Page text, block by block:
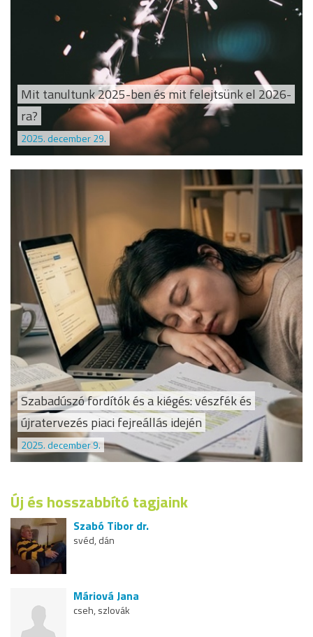
Mit tanultunk 2025-ben és mit felejtsünk el 2026-
ra?
2025. december 29.
Szabadúszó fordítók és a kiégés: vészfék és
újratervezés piaci fejreállás idején
2025. december 9.
Új és hosszabbító tagjaink
Szabó Tibor dr.
svéd, dán
Máriová Jana
cseh, szlovák